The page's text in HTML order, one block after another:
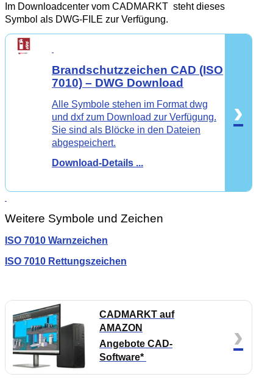
Im Downloadcenter vom CADMARKT steht dieses
Symbol als DWG-FILE zur Verfügung.
Brandschutzzeichen CAD (ISO
7010) – DWG Download
Alle Symbole stehen im Format dwg
und dxf zum Download zur Verfügung.
Sie sind als Blöcke in den Dateien
abgespeichert.
Download-Details ...
›
Weitere Symbole und Zeichen
ISO 7010 Warnzeichen
ISO 7010 Rettungszeichen
CADMARKT auf
AMAZON
Angebote CAD-
Software*
›